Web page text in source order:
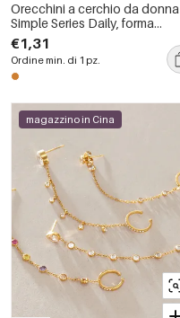
Orecchini a cerchio da donna
Simple Series Daily, forma
irregolare, colori misti rame e
oro.
€1,31
Ordine min. di 1 pz.
magazzino in Cina